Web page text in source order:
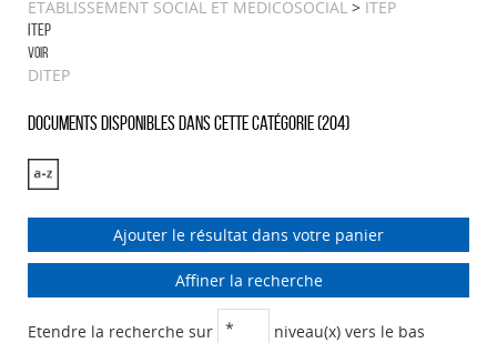
ETABLISSEMENT SOCIAL ET MEDICOSOCIAL > ITEP
ITEP
Voir
DITEP
Documents disponibles dans cette catégorie (204)
Ajouter le résultat dans votre panier
Affiner la recherche
Etendre la recherche sur niveau(x) vers le bas